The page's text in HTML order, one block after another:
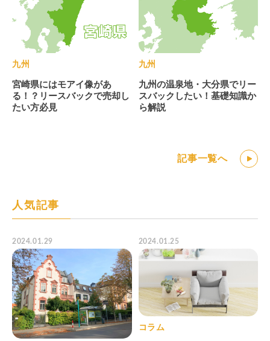
九州
宮崎県にはモアイ像があ
る！？リースバックで売却し
たい方必見
九州
九州の温泉地・大分県でリー
スバックしたい！基礎知識か
ら解説
記事一覧へ
人気記事
2024.01.29 2024.01.25
コラム